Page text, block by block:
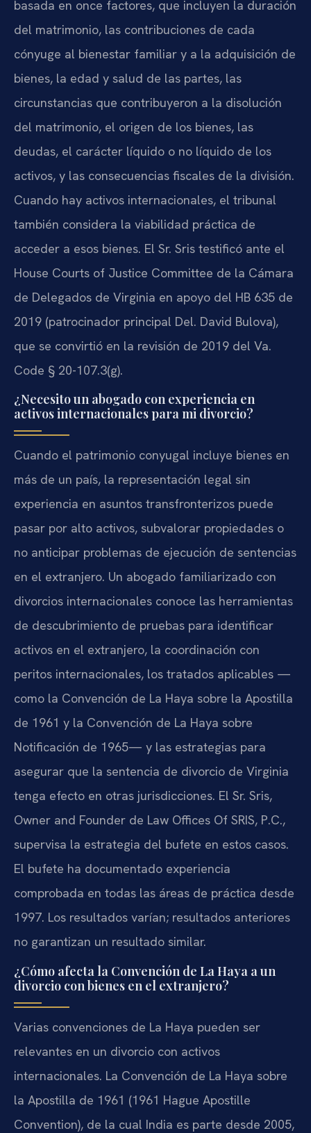
basada en once factores, que incluyen la duración
del matrimonio, las contribuciones de cada
cónyuge al bienestar familiar y a la adquisición de
bienes, la edad y salud de las partes, las
circunstancias que contribuyeron a la disolución
del matrimonio, el origen de los bienes, las
deudas, el carácter líquido o no líquido de los
activos, y las consecuencias fiscales de la división.
Cuando hay activos internacionales, el tribunal
también considera la viabilidad práctica de
acceder a esos bienes. El Sr. Sris testificó ante el
House Courts of Justice Committee de la Cámara
de Delegados de Virginia en apoyo del HB 635 de
2019 (patrocinador principal Del. David Bulova),
que se convirtió en la revisión de 2019 del Va.
Code § 20-107.3(g).
¿Necesito un abogado con experiencia en
activos internacionales para mi divorcio?
Cuando el patrimonio conyugal incluye bienes en
más de un país, la representación legal sin
experiencia en asuntos transfronterizos puede
pasar por alto activos, subvalorar propiedades o
no anticipar problemas de ejecución de sentencias
en el extranjero. Un abogado familiarizado con
divorcios internacionales conoce las herramientas
de descubrimiento de pruebas para identificar
activos en el extranjero, la coordinación con
peritos internacionales, los tratados aplicables —
como la Convención de La Haya sobre la Apostilla
de 1961 y la Convención de La Haya sobre
Notificación de 1965— y las estrategias para
asegurar que la sentencia de divorcio de Virginia
tenga efecto en otras jurisdicciones. El Sr. Sris,
Owner and Founder de Law Offices Of SRIS, P.C.,
supervisa la estrategia del bufete en estos casos.
El bufete ha documentado experiencia
comprobada en todas las áreas de práctica desde
1997. Los resultados varían; resultados anteriores
no garantizan un resultado similar.
¿Cómo afecta la Convención de La Haya a un
divorcio con bienes en el extranjero?
Varias convenciones de La Haya pueden ser
relevantes en un divorcio con activos
internacionales. La Convención de La Haya sobre
la Apostilla de 1961 (1961 Hague Apostille
Convention), de la cual India es parte desde 2005,